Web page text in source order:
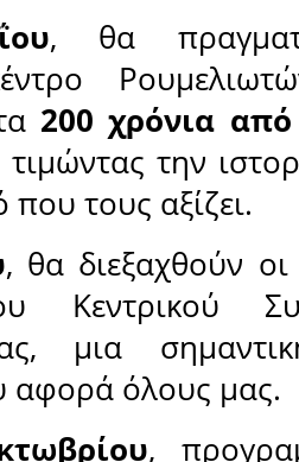
, θα
200 χρόνια
τιμώντας την
τους αξίζει.
, θα διεξαχθούν οι
Κεντρικού
μια
αφορά όλους μας.
,